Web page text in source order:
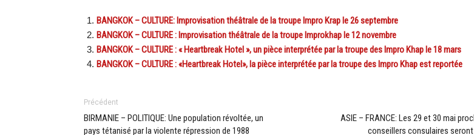
BANGKOK – CULTURE: Improvisation théâtrale de la troupe Impro Krap le 26 septembre
BANGKOK – CULTURE : Improvisation théâtrale de la troupe Improkhap le 12 novembre
BANGKOK – CULTURE : « Heartbreak Hotel », un pièce interprétée par la troupe des Impro Khap le 18 mars
BANGKOK – CULTURE : «Heartbreak Hotel», la pièce interprétée par la troupe des Impro Khap est reportée
Précédent
BIRMANIE – POLITIQUE: Une population révoltée, un
pays tétanisé par la violente répression de 1988
ASIE – FRANCE: Les 29 et 30 mai
conseillers consulaires